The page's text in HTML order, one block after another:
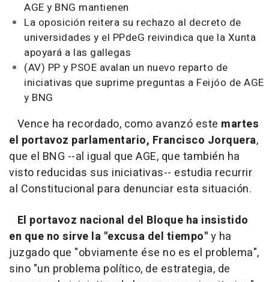
AGE y BNG mantienen
La oposición reitera su rechazo al decreto de
universidades y el PPdeG reivindica que la Xunta
apoyará a las gallegas
(AV) PP y PSOE avalan un nuevo reparto de
iniciativas que suprime preguntas a Feijóo de AGE
y BNG
Vence ha recordado, como avanzó este martes
el portavoz parlamentario, Francisco Jorquera,
que el BNG --al igual que AGE, que también ha
visto reducidas sus iniciativas-- estudia recurrir
al Constitucional para denunciar esta situación.
El portavoz nacional del Bloque ha insistido
en que no sirve la "excusa del tiempo"y ha
juzgado que "obviamente ése no es el problema",
sino "un problema político, de estrategia, de